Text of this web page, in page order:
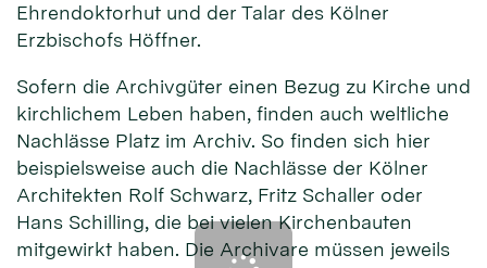
Ehrendoktorhut und der Talar des Kölner
Erzbischofs Höffner.
Sofern die Archivgüter einen Bezug zu Kirche und
kirchlichem Leben haben, finden auch weltliche
Nachlässe Platz im Archiv. So finden sich hier
beispielsweise auch die Nachlässe der Kölner
Architekten Rolf Schwarz, Fritz Schaller oder
Hans Schilling, die bei vielen Kirchenbauten
mitgewirkt haben. Die Archivare müssen jeweils